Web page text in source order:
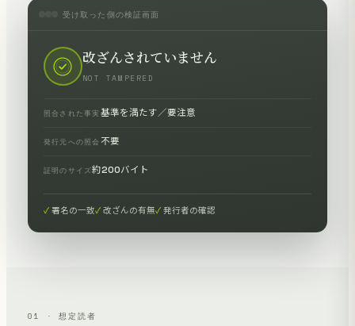
受け取った側の検証画面
改ざんされていません
NOT TAMPERED
照合された事実基準を満たす／要注意
発行元への照会 不要
証明のサイズ約200バイト
署名の一致 改ざんの有無 発行者の確認
01 · 想定読者